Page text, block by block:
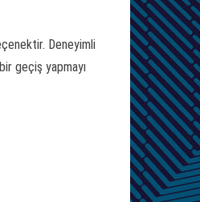
Deneyimli
geçiş yapmayı